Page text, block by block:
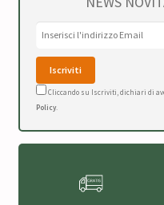
Cliccando su Iscriviti, dichiari di
Policy.